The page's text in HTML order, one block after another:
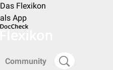
Das Flexikon
als App
Community